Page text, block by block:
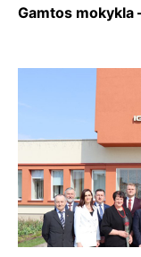
Gamtos mokykla